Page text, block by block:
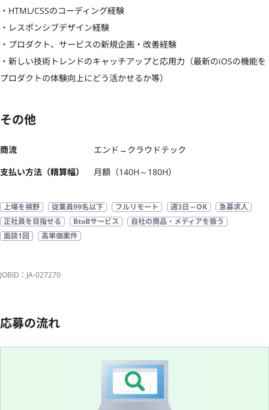
・HTML/CSSのコーディング経験
・レスポンシブデザイン経験
・プロダクト、サービスの新規企画・改善経験
・新しい技術トレンドのキャッチアップと応用力（最新のiOSの機能を
プロダクトの体験向上にどう活かせるか等）
その他
商流
エンド→クラウドテック
支払い方法（精算幅）
月額（140H～180H）
上場を視野 従業員99名以下 フルリモート 週3日～OK
急募求人
正社員を目指せる
BtoBサービス
自社の商品・メディアを扱う
面談1回
高単価案件
JOBID：JA-027270
応募の流れ